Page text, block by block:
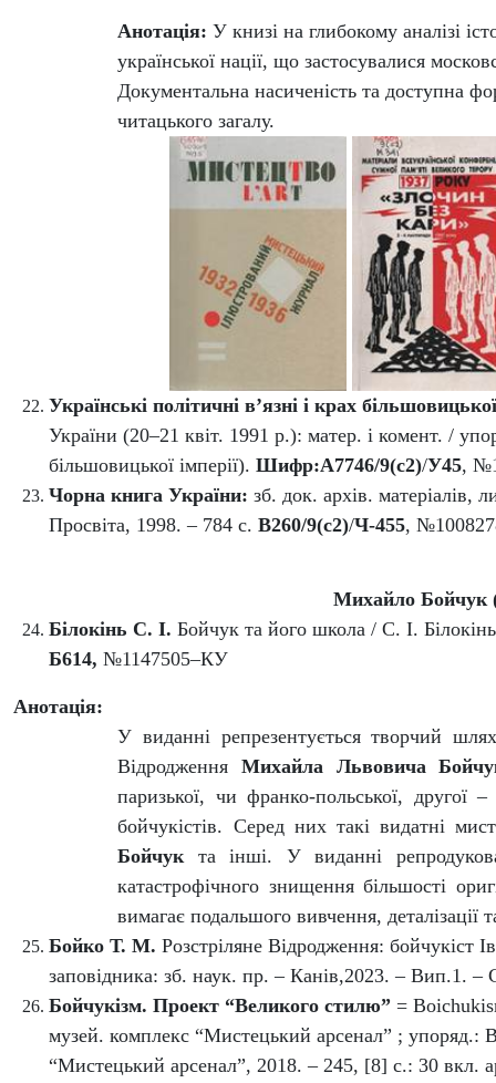
Анотація: У книзі на глибокому аналізі
української нації, що застосувалися
Документальна насиченість та доступна
читацького загалу.
Українські політичні в’язні і крах більшовицької
України (20–21 квіт. 1991 р.): матер. і комент. /
більшовицької імперії). Шифр:А7746/9(с2)/У45,
Чорна книга України: зб. док. архів. матеріалів,
Просвіта, 1998. – 784 с. В260/9(с2)/Ч-455,
Михайло Бойчук
Білокінь С. І. Бойчук та його школа / С. І.
Б614, №1147505–КУ
Анотація:
У виданні репрезентується творчий
ВідродженняМихайла Львовича
паризької, чи франко-польської, другої
бойчукістів. Серед них такі видатні
Бойчукта інші. У виданні
катастрофічного знищення більшості
вимагає подальшого вивчення, деталізації
Бойко Т. М. Розстріляне Відродження:
заповідника: зб. наук. пр. – Канів,2023. – Вип.1.
Бойчукізм. Проект “Великого стилю” =
музей. комплекс “Мистецький арсенал” ;
“Мистецький арсенал”, 2018. – 245, [8] с.: 30 вкл.